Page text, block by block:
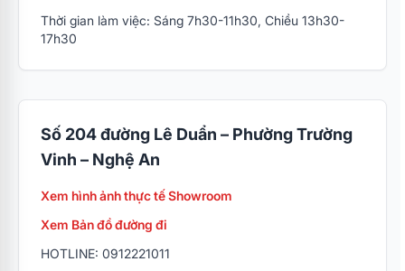
Thời gian làm việc: Sáng 7h30-11h30, Chiều 13h30-
17h30
Số 204 đường Lê Duẩn – Phường Trường
Vinh – Nghệ An
Xem hình ảnh thực tế Showroom
Xem Bản đồ đường đi
HOTLINE: 0912221011